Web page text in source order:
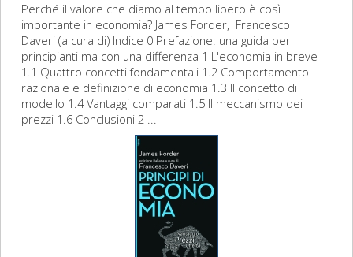
Perché il valore che diamo al tempo libero è così
importante in economia? James Forder, Francesco
Daveri (a cura di) Indice 0 Prefazione: una guida per
principianti ma con una differenza 1 L'economia in breve
1.1 Quattro concetti fondamentali 1.2 Comportamento
razionale e definizione di economia 1.3 Il concetto di
modello 1.4 Vantaggi comparati 1.5 Il meccanismo dei
prezzi 1.6 Conclusioni 2 ...